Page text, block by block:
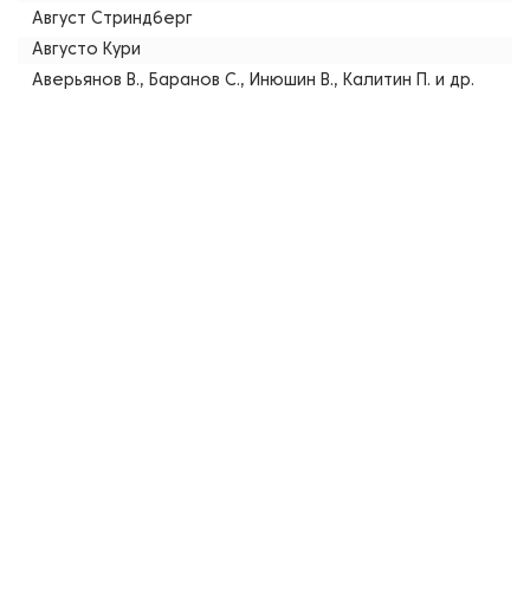
Август Стриндберг
Августо Кури
Аверьянов В., Баранов С., Инюшин В., Калитин П. и др.